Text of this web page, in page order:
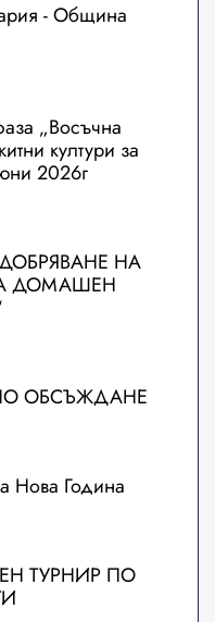
- Община
„Восъчна
култури за
2026г
НА
ДОМАШЕН
ОБСЪЖДАНЕ
Нова Година
ТУРНИР ПО